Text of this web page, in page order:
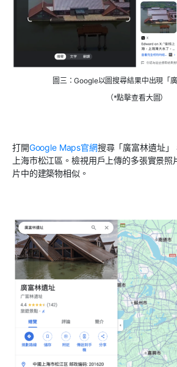
圖三：Google以圖搜尋結果中出現「
（*點擊查看大圖）
打開Google Maps官網搜尋「廣富林遺址」
上海市松江區。檢視用戶上傳的多張實景
片中的建築物相似。